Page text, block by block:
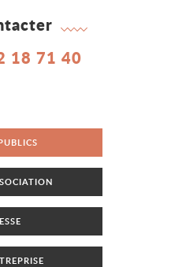
18 71 40